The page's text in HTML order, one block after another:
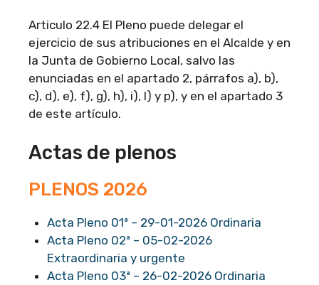
Articulo 22.4 El Pleno puede delegar el
ejercicio de sus atribuciones en el Alcalde y en
la Junta de Gobierno Local, salvo las
enunciadas en el apartado 2, párrafos a), b),
c), d), e), f), g), h), i), l) y p), y en el apartado 3
de este artículo.
Actas de plenos
PLENOS 2026
Acta Pleno 01ª – 29-01-2026 Ordinaria
Acta Pleno 02ª – 05-02-2026
Extraordinaria y urgente
Acta Pleno 03ª – 26-02-2026 Ordinaria